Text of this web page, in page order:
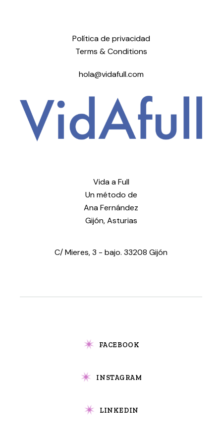
Política de privacidad
Terms & Conditions
hola@vidafull.com
Vida a Full
Un método de
Ana Fernández
Gijón, Asturias
C/ Mieres, 3 - bajo. 33208 Gijón
FACEBOOK
INSTAGRAM
LINKEDIN